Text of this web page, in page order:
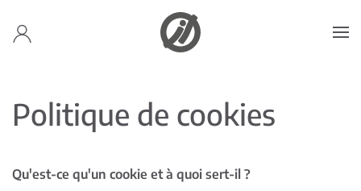
Accéder au contenu principal
Politique de cookies
Qu'est-ce qu'un cookie et à quoi sert-il ?